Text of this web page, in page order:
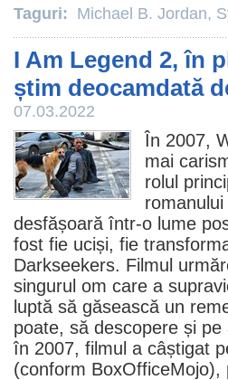
Taguri: Michael B. Jordan,
I Am Legend 2, în
știm deocamdată
07.03.2022
În 2007,
mai
rolul
desfășoară într-o lume
fost fie uciși, fie
Darkseekers. Filmul
singurul om care a
luptă să găsească un
poate, să descopere și
în 2007, filmul a câștigat
(conform BoxOfficeMojo),